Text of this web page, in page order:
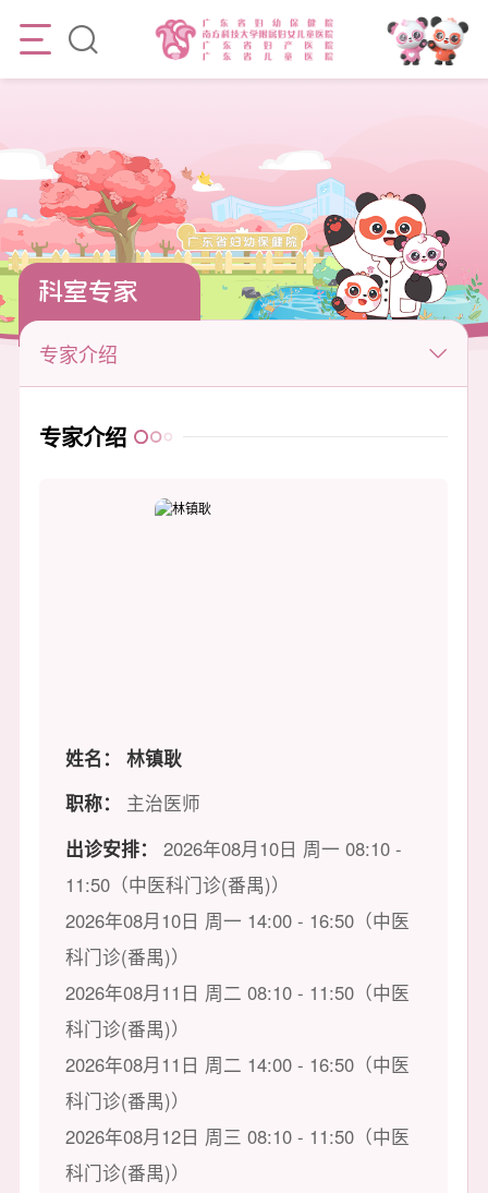
专家介绍
科室专家
专家介绍
姓名：
林镇耿
职称：
主治医师
出诊安排：
2026年08月10日 周一 08:10 -
11:50（中医科门诊(番禺)）
2026年08月10日 周一 14:00 - 16:50（中医
科门诊(番禺)）
2026年08月11日 周二 08:10 - 11:50（中医
科门诊(番禺)）
2026年08月11日 周二 14:00 - 16:50（中医
科门诊(番禺)）
2026年08月12日 周三 08:10 - 11:50（中医
科门诊(番禺)）